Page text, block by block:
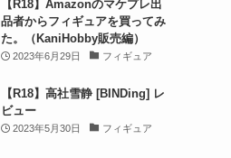
【R18】Amazonのマケプレ出
品者からフィギュアを買ってみ
た。（KaniHobby販売編）
2023年6月29日 フィギュア
【R18】高社雪静 [BINDing] レ
ビュー
2023年5月30日 フィギュア